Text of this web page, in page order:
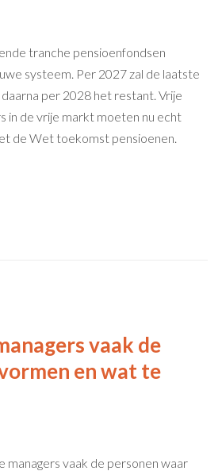
tranche pensioenfondsen
systeem. Per 2027 zal de laatste
per 2028 het restant. Vrije
in de vrije markt moeten nu echt
de Wet toekomst pensioenen.
vaak de
en wat te
managers vaak de personen waar